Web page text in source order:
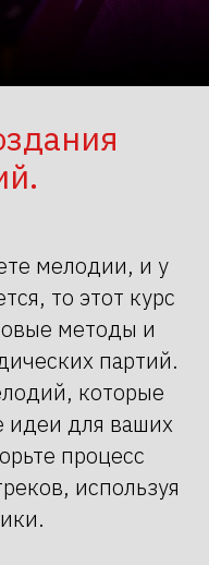
мелодии, и у
то этот курс
методы и
партий.
которые
идеи для ваших
процесс
используя